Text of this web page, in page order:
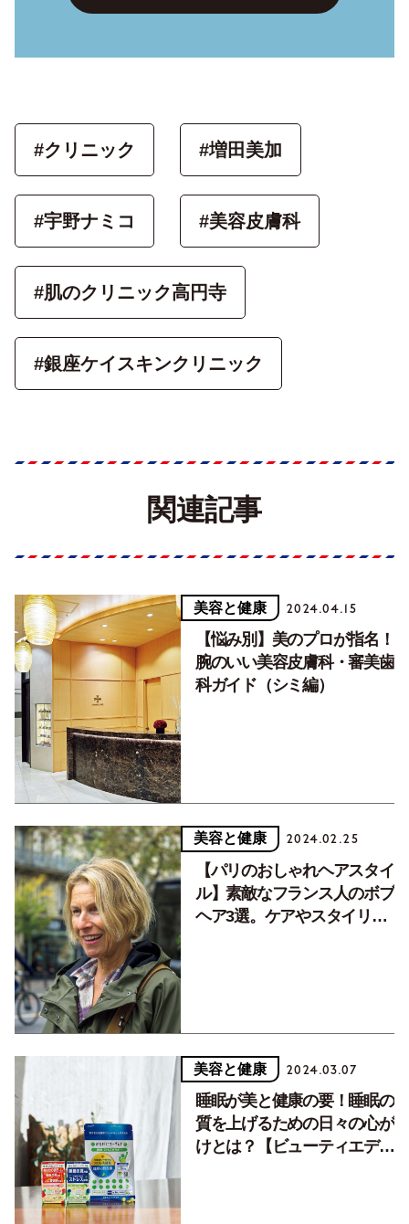
#クリニック #増田美加
#宇野ナミコ #美容皮膚科
#肌のクリニック高円寺
#銀座ケイスキンクリニック
関連記事
美容と健康 2024.04.15
【悩み別】美のプロが指名！
腕のいい美容皮膚科・審美歯
科ガイド（シミ編）
美容と健康 2024.02.25
【パリのおしゃれヘアスタイ
ル】素敵なフランス人のボブ
ヘア3選。ケアやスタイリン
美容と健康 2024.03.07
睡眠が美と健康の要！睡眠の
質を上げるための日々の心が
けとは？【ビューティエディ